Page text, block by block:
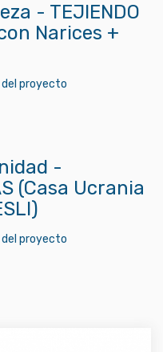
- TEJIENDO
Narices +
proyecto
-
(Casa Ucrania
proyecto